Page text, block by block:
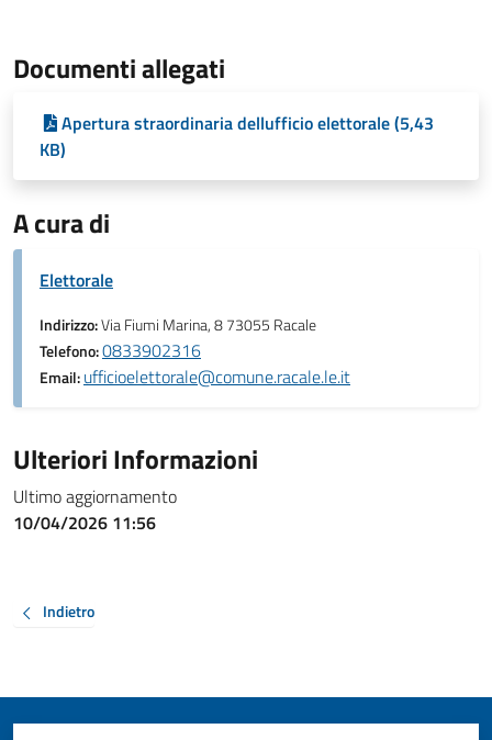
Documenti allegati
Apertura straordinaria dellufficio elettorale (5,43
KB)
A cura di
Elettorale
Indirizzo:Via Fiumi Marina, 8 73055 Racale
Telefono:0833902316
Email:ufficioelettorale@comune.racale.le.it
Ulteriori Informazioni
Ultimo aggiornamento
10/04/2026 11:56
Indietro